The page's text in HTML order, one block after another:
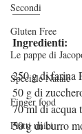
Secondi
Gluten Free
Le pappe di
Speciale Natale
Finger food
Piatti unici
_____
Ingredienti:
250 g di farina
50 g di
70 ml di acqua
50 g di burro